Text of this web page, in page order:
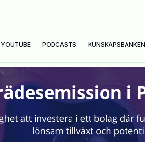
YOUTUBE PODCASTS KUNSKAPSBANKEN